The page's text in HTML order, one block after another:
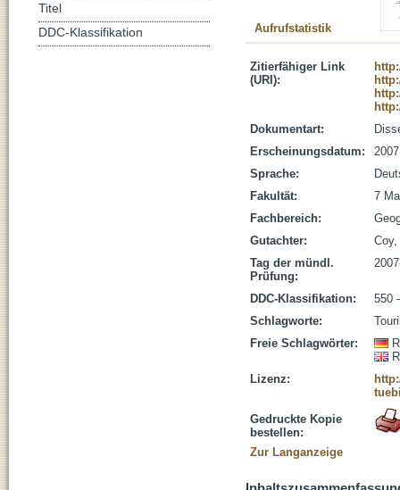
Aufrufstatistik
Zitierfähiger Link
(URI):
Dokumentart:
Erscheinungsdatum:
2007
Sprache:
Fakultät:
7
Fachbereich:
Gutachter:
Tag der mündl.
Prüfung:
DDC-Klassifikation:
550
Schlagworte:
Freie Schlagwörter:
Lizenz:
Gedruckte Kopie
bestellen:
Zur Langanzeige
Titel
DDC-Klassifikation